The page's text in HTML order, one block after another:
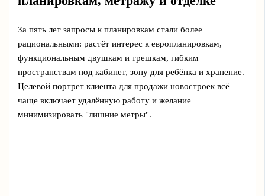
За пять лет запросы к планировкам стали более
рациональными: растёт интерес к европланировкам,
функциональным двушкам и трешкам, гибким
пространствам под кабинет, зону для ребёнка и хранение.
Целевой портрет клиента для продажи новостроек всё
чаще включает удалённую работу и желание
минимизировать "лишние метры".